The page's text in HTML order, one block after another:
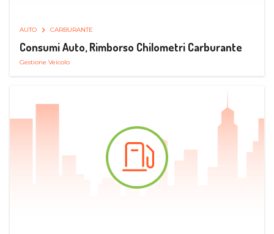
AUTO CARBURANTE
Consumi Auto, Rimborso Chilometri Carburante
Gestione Veicolo